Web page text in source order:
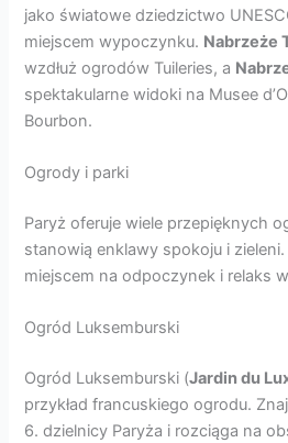
jako światowe dziedzictwo
miejscem wypoczynku. Nabrzeże
wzdłuż ogrodów Tuileries, a
spektakularne widoki na Musee
Bourbon.
Ogrody i parki
Paryż oferuje wiele przepięknych
stanowią enklawy spokoju i
miejscem na odpoczynek i relaks
Ogród Luksemburski
Ogród Luksemburski (Jardin du
przykład francuskiego ogrodu.
6. dzielnicy Paryża i rozciąga na